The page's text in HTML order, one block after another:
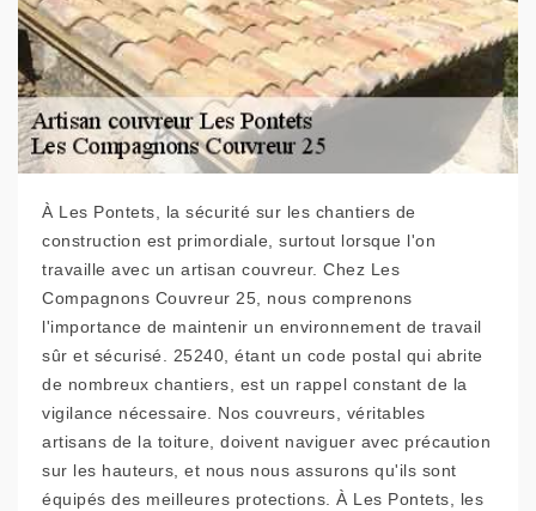
À Les Pontets, la sécurité sur les chantiers de
construction est primordiale, surtout lorsque l'on
travaille avec un artisan couvreur. Chez Les
Compagnons Couvreur 25, nous comprenons
l'importance de maintenir un environnement de travail
sûr et sécurisé. 25240, étant un code postal qui abrite
de nombreux chantiers, est un rappel constant de la
vigilance nécessaire. Nos couvreurs, véritables
artisans de la toiture, doivent naviguer avec précaution
sur les hauteurs, et nous nous assurons qu'ils sont
équipés des meilleures protections. À Les Pontets, les